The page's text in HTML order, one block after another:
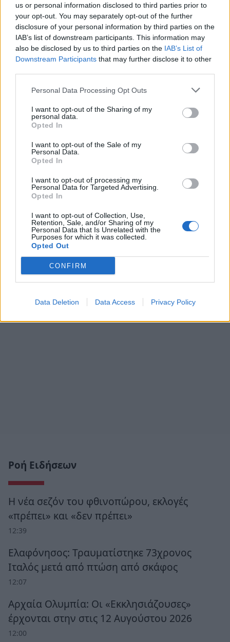
us or personal information disclosed to third parties prior to
your opt-out. You may separately opt-out of the further
disclosure of your personal information by third parties on the
IAB’s list of downstream participants. This information may
also be disclosed by us to third parties on the IAB’s List of
Downstream Participants that may further disclose it to other
Personal Data Processing Opt Outs
I want to opt-out of the Sharing of my
personal data.
Opted In
I want to opt-out of the Sale of my
Personal Data.
Opted In
I want to opt-out of processing my
Personal Data for Targeted Advertising.
Opted In
I want to opt-out of Collection, Use,
Retention, Sale, and/or Sharing of my
Personal Data that Is Unrelated with the
Purposes for which it was collected.
Opted Out
CONFIRM
Data Deletion Data Access Privacy Policy
Μπεμπετσο στο τηλ 6972264613,και τους
εφόρους Μιχάλη Βακαλόπουλο στο τηλ
6944316382 και Ηλία Πανάγο στο τηλ
6937490613.
Ροή Ειδήσεων
Η νέα σεζόν του φθινοπώρου, εκλογές
«πρέπει» και «δεν πρέπει»
12:39
Ελαφόνησος: Τραυματίστηκε 73χρονος
Ιταλός μετά από πτώση από σκάφος
12:07
Αρχαία Ολυμπία: Οι «Εκκλησιάζουσες»
έρχονται στην στις 12 Αυγούστου 2026
12:00